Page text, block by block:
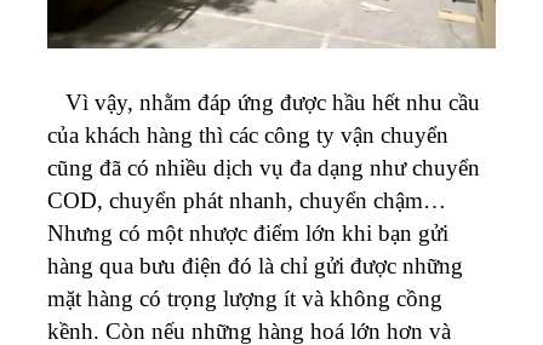
Vì vậy, nhằm đáp ứng được hầu hết nhu cầu
của khách hàng thì các công ty vận chuyển
cũng đã có nhiều dịch vụ đa dạng như chuyển
COD, chuyển phát nhanh, chuyển chậm…
Nhưng có một nhược điểm lớn khi bạn gửi
hàng qua bưu điện đó là chỉ gửi được những
mặt hàng có trọng lượng ít và không cồng
kềnh. Còn nếu những hàng hoá lớn hơn và